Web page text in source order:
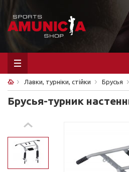
Лавки, турніки, стійки Брусья
Брусья-турник